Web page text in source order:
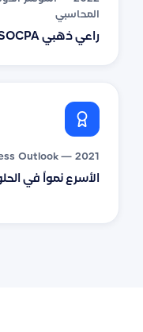
المحاسبي
راعي ذهبي SOCPA
2021 — Global Business Outlook
الأسرع نمواً في